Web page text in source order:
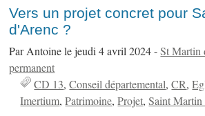
Vers un projet concret pour
d'Arenc ?
Par Antoine le jeudi 4 avril 2024 -St Martin
permanent
CD 13 Conseil départemental CR
Imertium Patrimoine Projet Saint